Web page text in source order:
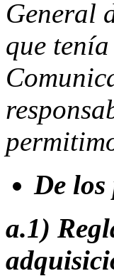
General
que
De los
a.1)